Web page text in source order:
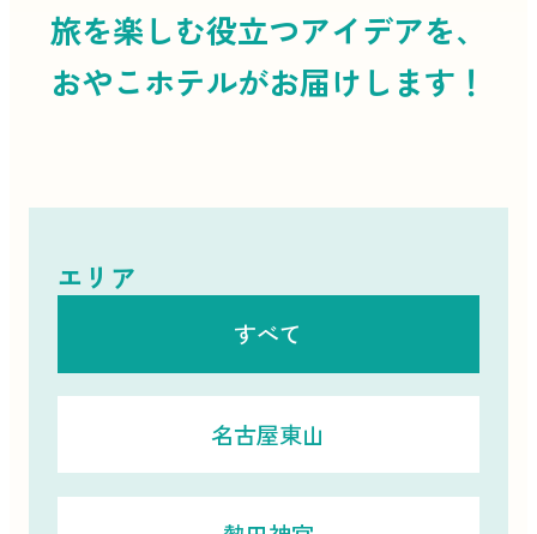
旅を楽しむ役立つアイデアを、
おやこホテルがお届けします！
エリア
すべて
名古屋東山